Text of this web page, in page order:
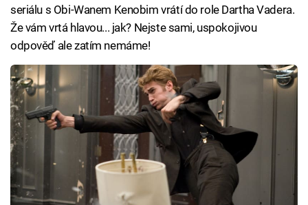
seriálu s Obi-Wanem Kenobim vrátí do role Dartha Vadera.
Že vám vrtá hlavou... jak? Nejste sami, uspokojivou
odpověď ale zatím nemáme!